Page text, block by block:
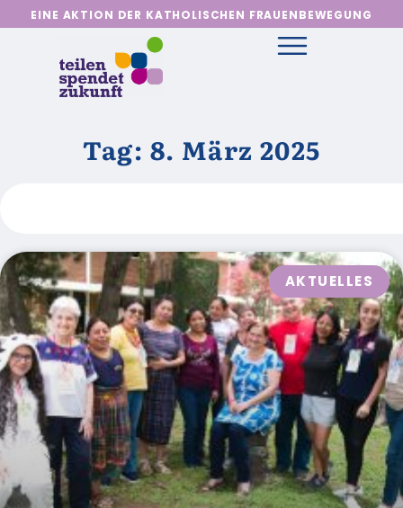
EINE AKTION DER KATHOLISCHEN FRAUENBEWEGUNG
Tag: 8. März 2025
AKTUELLES